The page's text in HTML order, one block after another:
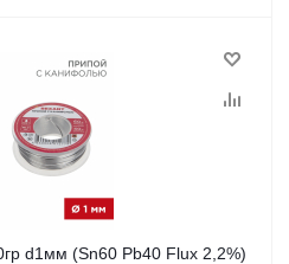
d1мм (Sn60 Pb40 Flux 2,2%)